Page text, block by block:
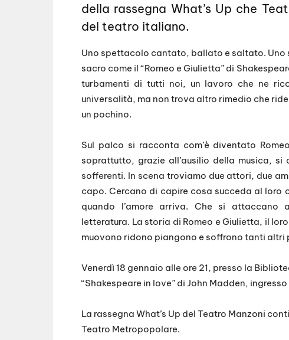
della rassegna What’s Up che
del teatro italiano.
Uno spettacolo cantato, ballato e saltato. Uno
sacro come il “Romeo e Giulietta” di
turbamenti di tutti noi, un lavoro che ne
universalità, ma non trova altro rimedio che
un pochino.
Sul palco si racconta com’è diventato
soprattutto, grazie all’ausilio della musica,
sofferenti. In scena troviamo due attori, due
capo. Cercano di capire cosa succeda al loro
quando l’amore arriva. Che si
letteratura. La storia di Romeo e Giulietta, il
muovono ridono piangono e soffrono tanti
Venerdì 18 gennaio alle ore 21, presso la
“Shakespeare in love” di John Madden,
La rassegna What’s Up del Teatro Manzoni
Teatro Metropopolare.